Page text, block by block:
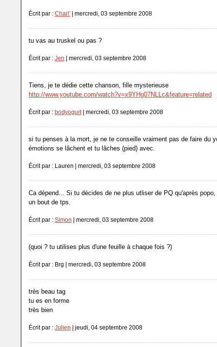
Écrit par : Charl' | mercredi, 03 septembre 2008
tu vas au truskel ou pas ?
Écrit par : Jen | mercredi, 03 septembre 2008
Tiens, je te dédie cette chanson, fille mysterieuse
http://www.youtube.com/watch?v=x9YHg07NLLc&feature=related
Écrit par : bodyogurt | mercredi, 03 septembre 2008
si tu penses à la mort, je ne te conseille vraiment pas de faire du
émotions se lâchent et tu lâches (pied) avec.
Écrit par : Lauren | mercredi, 03 septembre 2008
Ca dépend... Si tu décides de ne plus utliser de PQ qu'après
un bout de tps.
Écrit par : Simon | mercredi, 03 septembre 2008
(quoi ? tu utilises plus d'une feuille à chaque fois ?)
Écrit par : Brg | mercredi, 03 septembre 2008
très beau tag
tu es en forme
très bien
Écrit par : Julien | jeudi, 04 septembre 2008